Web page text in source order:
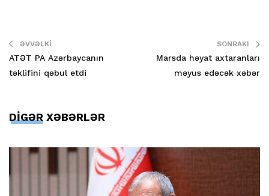
ƏVVƏLKI
ATƏT PA Azərbaycanın
təklifini qəbul etdi
SONRAKI
Marsda həyat axtaranları
məyus edəcək xəbər
DİGƏR XƏBƏRLƏR